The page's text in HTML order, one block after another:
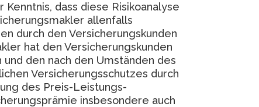
dass diese Risikoanalyse
allenfalls
durch den Versicherungskunden
hat den Versicherungskunden
den nach den Umständen des
Versicherungsschutzes durch
des Preis-Leistungs-
insbesondere auch